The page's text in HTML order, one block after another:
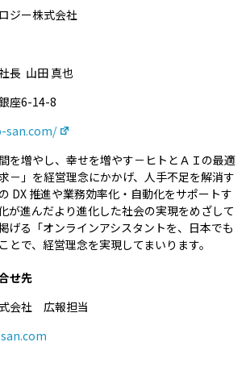
ジー株式会社
長 山田 真也
座6-14-8
san.com/
を増やし、幸せを増やす－ヒトとＡＩの最適
－」を経営理念にかかげ、人手不足を解消す
DX 推進や業務効率化・自動化をサポートす
が進んだより進化した社会の実現をめざして
げる「オンラインアシスタントを、日本でも
とで、経営理念を実現してまいります。
せ先
会社 広報担当